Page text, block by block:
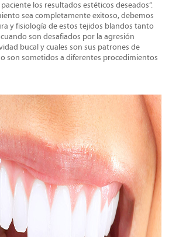
los resultados estéticos deseados”.
sea completamente exitoso, debemos
y fisiología de estos tejidos blandos tanto
son desafiados por la agresión
bucal y cuales son sus patrones de
son sometidos a diferentes procedimientos